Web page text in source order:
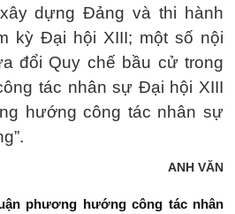
dựng Đảng và thi hành
kỳ Đại hội XIII; một số nội
đổi Quy chế bầu cử trong
tác nhân sự Đại hội XIII
hướng công tác nhân sự
ANH VĂN
phương hướng công tác nhân